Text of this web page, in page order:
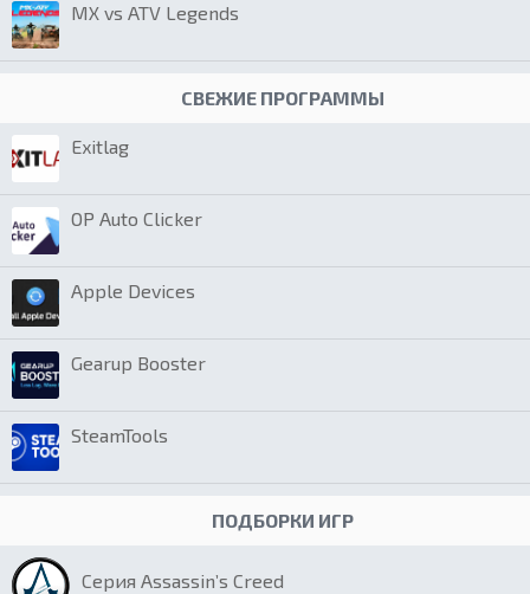
MX vs ATV Legends
СВЕЖИЕ ПРОГРАММЫ
Exitlag
OP Auto Clicker
Apple Devices
Gearup Booster
SteamTools
ПОДБОРКИ ИГР
Серия Assassin’s Creed